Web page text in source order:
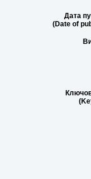
Дата
(Date of